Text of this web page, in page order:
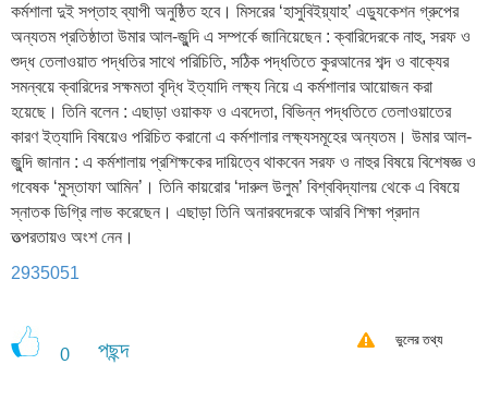
কর্মশালা দুই সপ্তাহ ব্যাপী অনুষ্ঠিত হবে। মিসরের ‘হাসুবিইয়্যাহ’ এড্যুকেশন গ্রুপের
অন্যতম প্রতিষ্ঠাতা উমার আল-জুন্দি এ সম্পর্কে জানিয়েছেন : ক্বারিদেরকে নাহু, সরফ ও
শুদ্ধ তেলাওয়াত পদ্ধতির সাথে পরিচিতি, সঠিক পদ্ধতিতে কুরআনের শব্দ ও বাক্যের
সমন্বয়ে ক্বারিদের সক্ষমতা বৃদ্ধি ইত্যাদি লক্ষ্য নিয়ে এ কর্মশালার আয়োজন করা
হয়েছে। তিনি বলেন : এছাড়া ওয়াকফ ও এবদেতা, বিভিন্ন পদ্ধতিতে তেলাওয়াতের
কারণ ইত্যাদি বিষয়েও পরিচিত করানো এ কর্মশালার লক্ষ্যসমূহের অন্যতম। উমার আল-
জুন্দি জানান : এ কর্মশালায় প্রশিক্ষকের দায়িত্বে থাকবেন সরফ ও নাহুর বিষয়ে বিশেষজ্ঞ ও
গবেষক ‘মুস্তাফা আমিন’। তিনি কায়রোর ‘দারুল উলুম’ বিশ্ববিদ্যালয় থেকে এ বিষয়ে
স্নাতক ডিগ্রি লাভ করেছেন। এছাড়া তিনি অনারবদেরকে আরবি শিক্ষা প্রদান
তত্পরতায়ও অংশ নেন।
2935051
0 পছন্দ ভুলের তথ্য